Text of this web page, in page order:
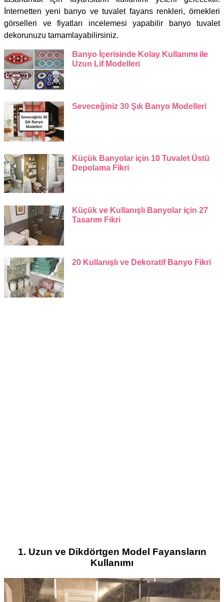
İnternetten yeni banyo ve tuvalet fayans renkleri, örnekleri
görselleri ve fiyatları incelemesi yapabilir banyo tuvalet
dekorunuzu tamamlayabilirsiniz.
Banyo İçerisinde Kolay Kullanımı ile
Uzun Lif Modelleri
Seveceğiniz 30 Şık Banyo Modelleri
Küçük Banyolar için 10 Tuvalet Üstü
Depolama Fikri
Küçük ve Kullanışlı Banyolar için 27
Tasarım Fikri
20 Kullanışlı ve Dekoratif Banyo Fikri
1. Uzun ve Dikdörtgen Model Fayansların
Kullanımı